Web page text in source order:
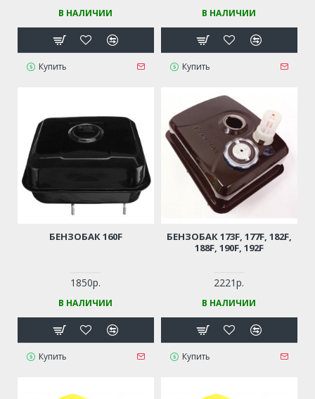
В НАЛИЧИИ
Купить
В НАЛИЧИИ
Купить
БЕНЗОБАК 160F
1850р.
В НАЛИЧИИ
Купить
БЕНЗОБАК 173F, 177F, 182F,
188F, 190F, 192F
2221р.
В НАЛИЧИИ
Купить